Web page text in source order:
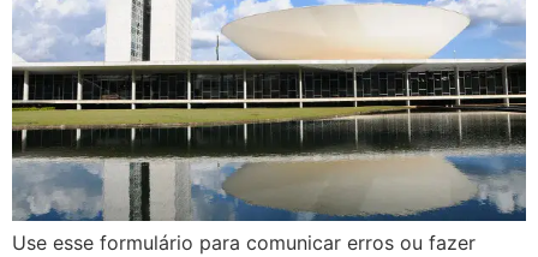
Use esse formulário para comunicar erros ou fazer